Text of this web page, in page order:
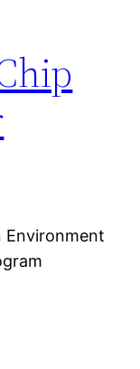
Environment